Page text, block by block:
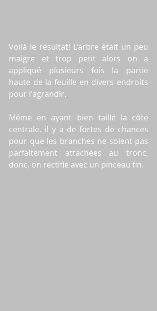
Voilà le résultat! L'arbre était un peu
maigre et trop petit alors on a
appliqué plusieurs fois la partie
haute de la feuille en divers endroits
pour l'agrandir.
Même en ayant bien taillé la côte
centrale, il y a de fortes de chances
pour que les branches ne soient pas
parfaitement attachées au tronc,
donc, on rectifie avec un pinceau fin.